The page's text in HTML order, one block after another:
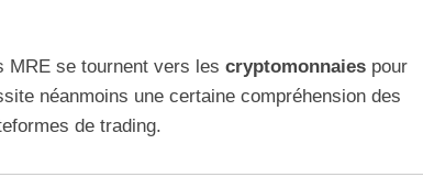
MRE se tournent vers les cryptomonnaiespour
néanmoins une certaine compréhension des
de trading.